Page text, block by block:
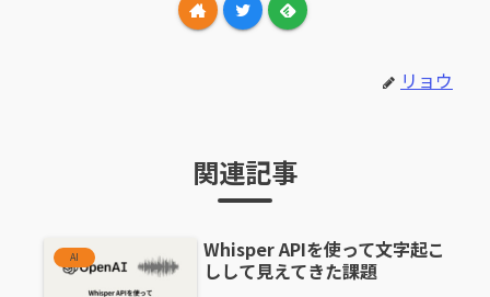
リョウ
関連記事
AI
Whisper APIを使って文字起こ
しして見えてきた課題